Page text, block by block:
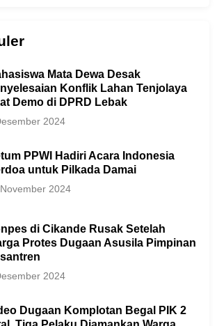
Mata Dewa Desak
Konflik Lahan Tenjolaya
Demo di DPRD Lebak
2024
PPWI Hadiri Acara Indonesia
untuk Pilkada Damai
2024
di Cikande Rusak Setelah
Protes Dugaan Asusila Pimpinan
2024
Dugaan Komplotan Begal PIK 2